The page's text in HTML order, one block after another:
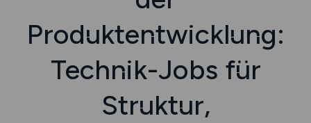
Produktentwicklung:
Technik-Jobs für
Struktur,